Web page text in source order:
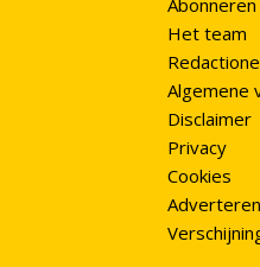
Het team
Algemene
Disclaimer
Privacy
Cookies
Adverteren